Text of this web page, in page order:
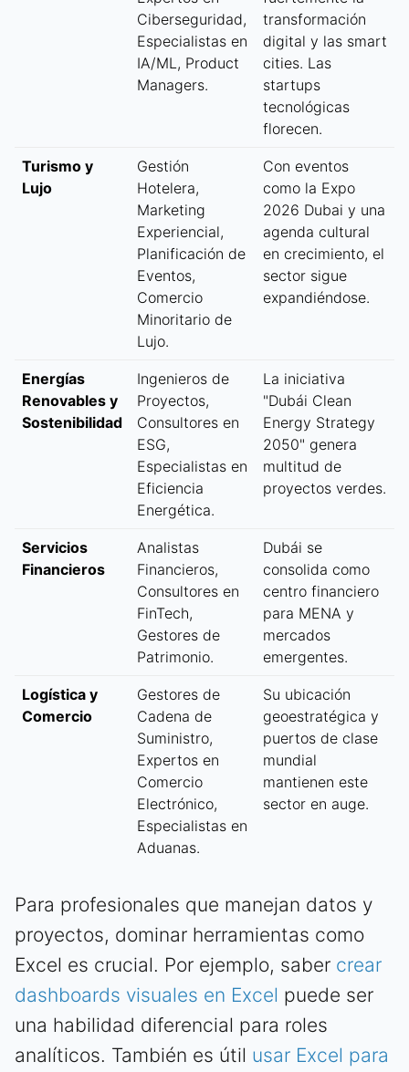
Ciberseguridad,
Especialistas en
IA/ML, Product
Managers.
transformación
digital y las smart
cities. Las
startups
tecnológicas
florecen.
Turismo y
Lujo
Gestión
Hotelera,
Marketing
Experiencial,
Planificación de
Eventos,
Comercio
Minoritario de
Lujo.
Con eventos
como la Expo
2026 Dubai y una
agenda cultural
en crecimiento, el
sector sigue
expandiéndose.
Energías
Renovables y
Sostenibilidad
Ingenieros de
Proyectos,
Consultores en
ESG,
Especialistas en
Eficiencia
Energética.
La iniciativa
"Dubái Clean
Energy Strategy
2050" genera
multitud de
proyectos verdes.
Servicios
Financieros
Analistas
Financieros,
Consultores en
FinTech,
Gestores de
Patrimonio.
Dubái se
consolida como
centro financiero
para MENA y
mercados
emergentes.
Logística y
Comercio
Gestores de
Cadena de
Suministro,
Expertos en
Comercio
Electrónico,
Especialistas en
Aduanas.
Su ubicación
geoestratégica y
puertos de clase
mundial
mantienen este
sector en auge.
Para profesionales que manejan datos y
proyectos, dominar herramientas como
Excel es crucial. Por ejemplo, saber crear
dashboards visuales en Excel puede ser
una habilidad diferencial para roles
analíticos. También es útil usar Excel para